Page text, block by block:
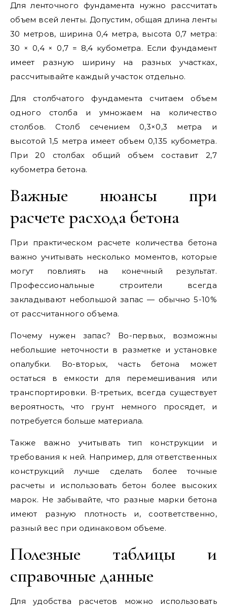
Для ленточного фундамента нужно рассчитать
объем всей ленты. Допустим, общая длина ленты
30 метров, ширина 0,4 метра, высота 0,7 метра:
30 × 0,4 × 0,7 = 8,4 кубометра. Если фундамент
имеет разную ширину на разных участках,
рассчитывайте каждый участок отдельно.
Для столбчатого фундамента считаем объем
одного столба и умножаем на количество
столбов. Столб сечением 0,3×0,3 метра и
высотой 1,5 метра имеет объем 0,135 кубометра.
При 20 столбах общий объем составит 2,7
кубометра бетона.
Важные нюансы при
расчете расхода бетона
При практическом расчете количества бетона
важно учитывать несколько моментов, которые
могут повлиять на конечный результат.
Профессиональные строители всегда
закладывают небольшой запас — обычно 5-10%
от рассчитанного объема.
Почему нужен запас? Во-первых, возможны
небольшие неточности в разметке и установке
опалубки. Во-вторых, часть бетона может
остаться в емкости для перемешивания или
транспортировки. В-третьих, всегда существует
вероятность, что грунт немного просядет, и
потребуется больше материала.
Также важно учитывать тип конструкции и
требования к ней. Например, для ответственных
конструкций лучше сделать более точные
расчеты и использовать бетон более высоких
марок. Не забывайте, что разные марки бетона
имеют разную плотность и, соответственно,
разный вес при одинаковом объеме.
Полезные таблицы и
справочные данные
Для удобства расчетов можно использовать